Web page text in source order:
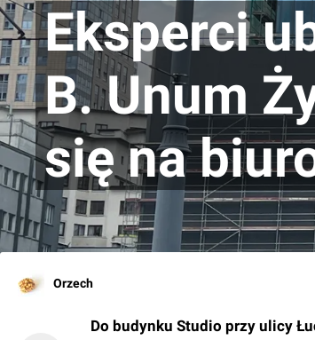
Eksperci
B. Unum
się na
Orzech
Do budynku Studio przy ulicy